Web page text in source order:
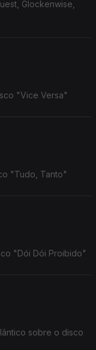
Glockenwise,
"Vice Versa"
"Tudo, Tanto"
"Dói Dói Proibido"
sobre o disco